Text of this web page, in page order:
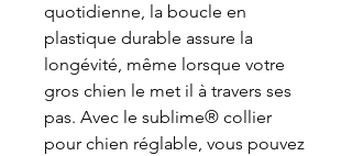
quotidienne, la boucle en
plastique durable assure la
longévité, même lorsque votre
gros chien le met il à travers ses
pas. Avec le sublime® collier
pour chien réglable, vous pouvez